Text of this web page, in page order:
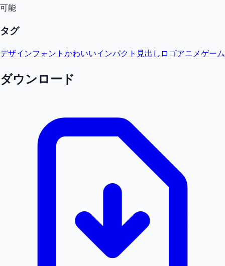
可能
タグ
デザインフォント かわいいインパクト 見出し ロゴアニメゲーム
ダウンロード